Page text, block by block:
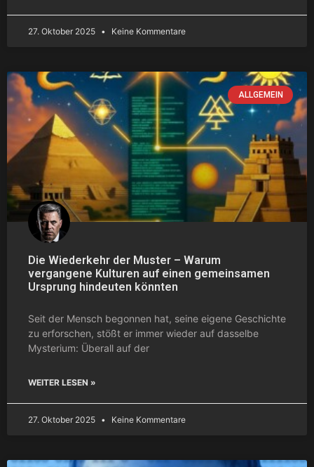
27. Oktober 2025 Keine Kommentare
ALLGEMEIN
Die Wiederkehr der Muster – Warum
vergangene Kulturen auf einen gemeinsamen
Ursprung hindeuten könnten
Seit der Mensch begonnen hat, seine eigene Geschichte
zu erforschen, stößt er immer wieder auf dasselbe
Mysterium: Überall auf der
WEITER LESEN »
27. Oktober 2025 Keine Kommentare